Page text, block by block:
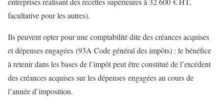
facultative pour les autres).
Ils peuvent opter pour une comptabilité dite des créances acquises
et dépenses engagées (93A Code général des impôts) : le bénéfice
à retenir dans les bases de l’impôt peut être constitué de l’excédent
des créances acquises sur les dépenses engagées au cours de
l’année d’imposition.